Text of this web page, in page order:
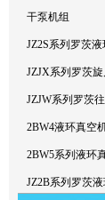
干泵机组
JZ2S系列罗茨
JZJX系列罗茨
JZJW系列罗茨
2BW4液环真空
2BW5系列液环
JZ2B系列罗茨